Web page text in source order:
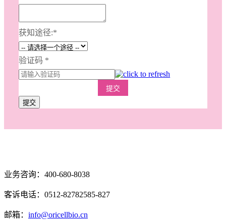
获知途径:*
验证码 *
提交
提交
业务咨询：400-680-8038
客诉电话：0512-82782585-827
邮箱： info@oricellbio.cn